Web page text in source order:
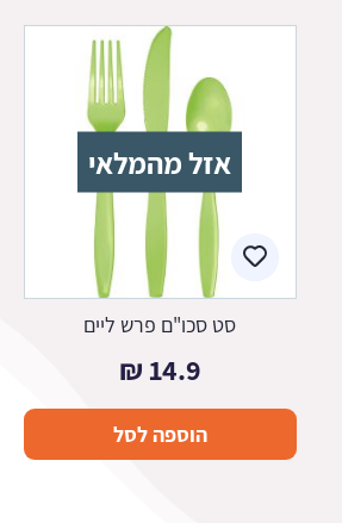
אזל מהמלאי
סט סכו"ם פרש ליים
14.9
₪
הוספה לסל